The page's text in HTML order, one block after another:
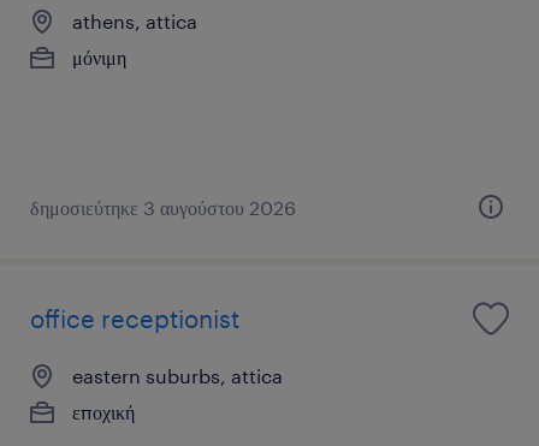
athens, attica
μόνιμη
δημοσιεύτηκε 3 αυγούστου 2026
office receptionist
eastern suburbs, attica
εποχική